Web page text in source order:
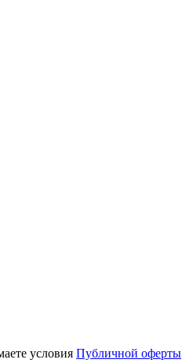
условия Публичной оферты